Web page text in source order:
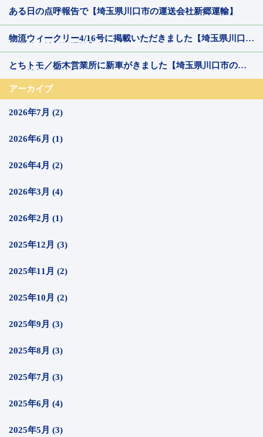
ある日の点呼報告で【埼玉県川口市の運送会社新郷運輸】
物流ウィークリー4/16号に掲載いただきました【埼玉県川口市
とちトモ／栃木営業所に新車がきました【埼玉県川口市の運
アーカイブ
2026年7月 (2)
2026年6月 (1)
2026年4月 (2)
2026年3月 (4)
2026年2月 (1)
2025年12月 (3)
2025年11月 (2)
2025年10月 (2)
2025年9月 (3)
2025年8月 (3)
2025年7月 (3)
2025年6月 (4)
2025年5月 (3)